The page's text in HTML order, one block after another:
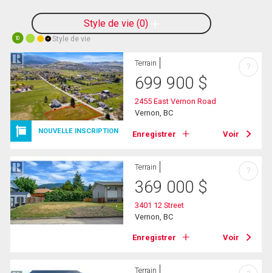
Style de vie 0
10 Style de vie
NOUVELLE INSCRIPTION
Terrain
699 900 $
2455 East Vernon Road
Vernon, BC
Enregistrer Voir
?
Terrain
369 000 $
3401 12 Street
Vernon, BC
Enregistrer Voir
?
Terrain